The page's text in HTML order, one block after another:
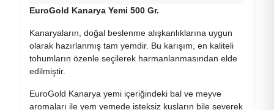
EuroGold Kanarya Yemi 500 Gr.
Kanaryaların, doğal beslenme alışkanlıklarına uygun
olarak hazırlanmış tam yemdir. Bu karışım, en kaliteli
tohumların özenle seçilerek harmanlanmasından elde
edilmiştir.
EuroGold Kanarya yemi içeriğindeki bal ve meyve
aromaları ile yem yemede isteksiz kuşların bile severek